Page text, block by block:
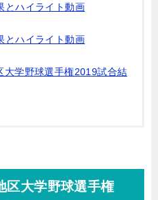
とハイライト動画
とハイライト動画
大学野球選手権2019試合結
区大学野球選手権